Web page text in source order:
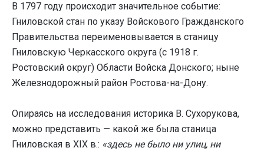
В 1797 году происходит значительное событие:
Гниловской стан по указу Войскового Гражданского
Правительства переименовывается в станицу
Гниловскую Черкасского округа (с 1918 г.
Ростовский округ) Области Войска Донского; ныне
Железнодорожный район Ростова-на-Дону.
Опираясь на исследования историка В. Сухорукова,
можно представить — какой же была станица
Гниловская в XIX в.: «здесь не было ни улиц, ни